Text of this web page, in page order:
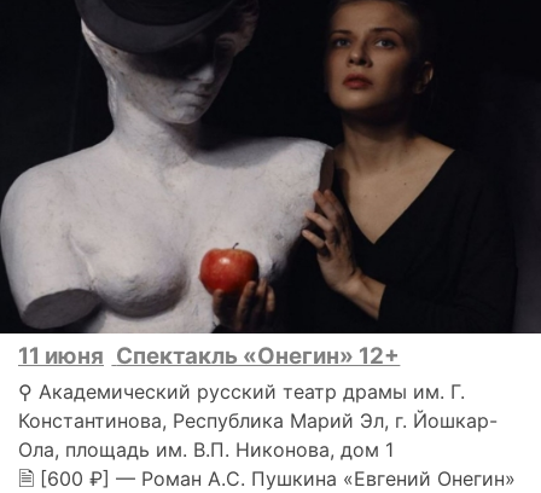
11 июня Спектакль «Онегин» 12+
⚲ Академический русский театр драмы им. Г.
Константинова, Республика Марий Эл, г. Йошкар-
Ола, площадь им. В.П. Никонова, дом 1
🗎 [600 ₽] — Роман А.С. Пушкина «Евгений Онегин»